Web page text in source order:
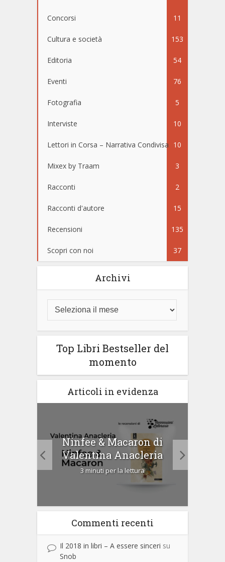
Concorsi 11
Cultura e società 153
Editoria 54
Eventi 76
Fotografia 5
Interviste 10
Lettori in Corsa – Narrativa Condivisa 10
Mixex by Traam 3
Racconti 2
Racconti d'autore 15
Recensioni 135
Scopri con noi 37
Archivi
Top Libri Bestseller del
momento
Articoli in evidenza
Ninfee & Macaron di
Valentina Anacleria
3 minuti per la lettura
Commenti recenti
Il 2018 in libri – A essere sinceri su
Snob